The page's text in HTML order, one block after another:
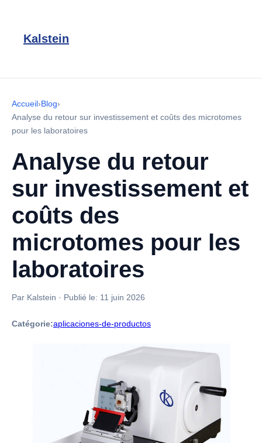
Kalstein
Accueil›Blog›
Analyse du retour sur investissement et coûts des microtomes
pour les laboratoires
Analyse du retour
sur investissement et
coûts des
microtomes pour les
laboratoires
Par Kalstein · Publié le: 11 juin 2026
Catégorie:aplicaciones-de-productos